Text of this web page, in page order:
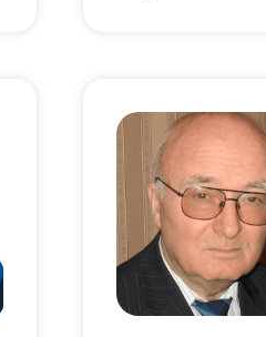
боеприпасов.
изделий.